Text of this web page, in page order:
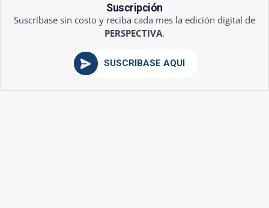
Suscripción
Suscríbase sin costo y reciba cada mes la edición digital de
PERSPECTIVA.
SUSCRÍBASE AQUÍ